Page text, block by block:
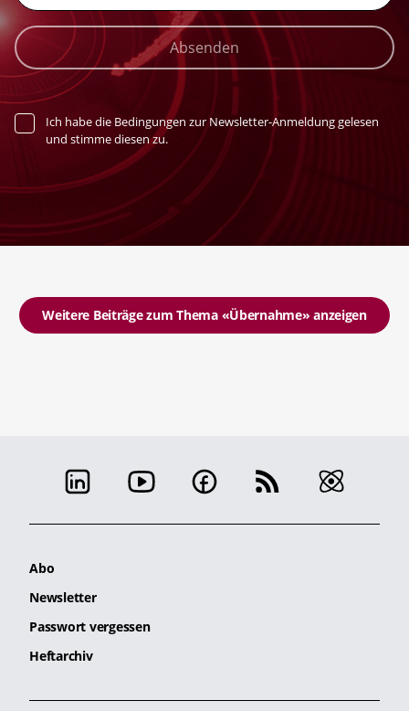
Absenden
Ich habe die Bedingungen zur Newsletter-Anmeldung gelesen
und stimme diesen zu.
Weitere Beiträge zum Thema «Übernahme» anzeigen
Abo
Newsletter
Passwort vergessen
Heftarchiv